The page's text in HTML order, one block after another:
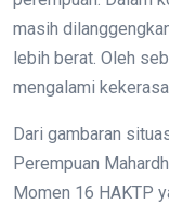
masih
lebih berat. Oleh
mengalami
Dari gambaran
Perempuan
Momen 16 HAKTP